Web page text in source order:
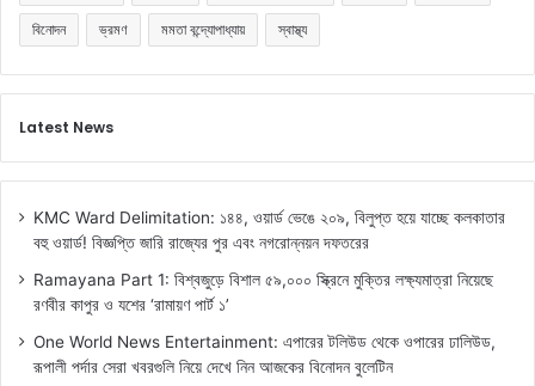
বিনোদন ভ্রমণ মমতা বন্দ্যোপাধ্যায় স্বাস্থ্য
Latest News
KMC Ward Delimitation: ১৪৪, ওয়ার্ড ভেঙে ২০৯, বিলুপ্ত হয়ে যাচ্ছে কলকাতার
বহু ওয়ার্ড! বিজ্ঞপ্তি জারি রাজ্যের পুর এবং নগরোন্নয়ন দফতরের
Ramayana Part 1: বিশ্বজুড়ে বিশাল ৫৯,০০০ স্ক্রিনে মুক্তির লক্ষ্যমাত্রা নিয়েছে
রণবীর কাপুর ও যশের ‘রামায়ণ পার্ট ১’
One World News Entertainment: এপারের টলিউড থেকে ওপারের ঢালিউড,
রূপালী পর্দার সেরা খবরগুলি নিয়ে দেখে নিন আজকের বিনোদন বুলেটিন